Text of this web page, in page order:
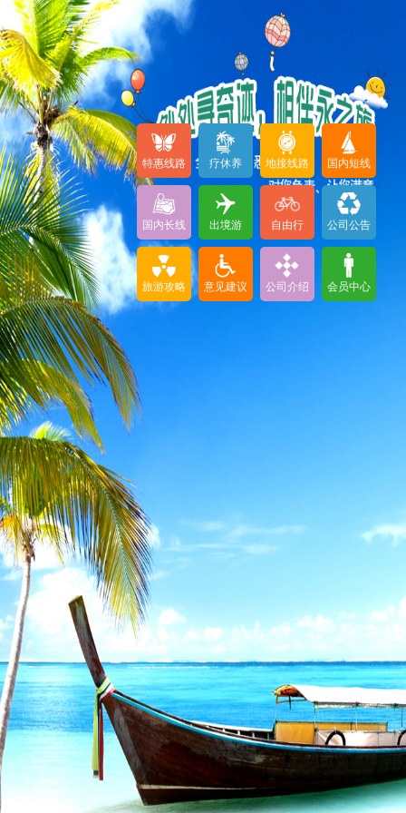
特惠线路 疗休养 地接线路 国内短线
国内长线 出境游 自由行 公司公告
旅游攻略 意见建议 公司介绍 会员中心